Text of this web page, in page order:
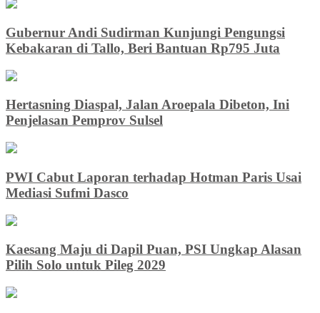
Gubernur Andi Sudirman Kunjungi Pengungsi
Kebakaran di Tallo, Beri Bantuan Rp795 Juta
Hertasning Diaspal, Jalan Aroepala Dibeton, Ini
Penjelasan Pemprov Sulsel
PWI Cabut Laporan terhadap Hotman Paris Usai
Mediasi Sufmi Dasco
Kaesang Maju di Dapil Puan, PSI Ungkap Alasan
Pilih Solo untuk Pileg 2029